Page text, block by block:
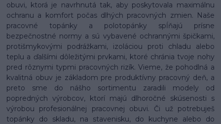
obuvi, ktorá je navrhnutá tak, aby poskytovala maximálnu
ochranu a komfort počas dlhých pracovných zmien. Naše
pracovné topánky a polotopánky spĺňajú prísne
bezpečnostné normy a sú vybavené ochrannými špičkami,
protišmykovými podrážkami, izoláciou proti chladu alebo
teplu a ďalšími dôležitými prvkami, ktoré chránia tvoje nohy
pred rôznymi typmi pracovných rizík. Vieme, že pohodlná a
kvalitná obuv je základom pre produktívny pracovný deň, a
preto sme do nášho sortimentu zaradili modely od
popredných výrobcov, ktorí majú dlhoročné skúsenosti s
výrobou profesionálnej pracovnej obuvi. Či už potrebuješ
topánky do skladu, na stavenisku, do kuchyne alebo do